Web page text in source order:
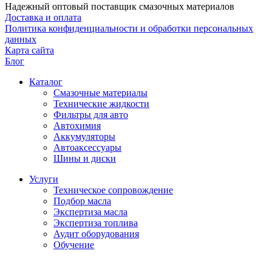
Надежный оптовый поставщик смазочных материалов
Доставка и оплата
Политика конфиденциальности и обработки персональных
данных
Карта сайта
Блог
Каталог
Смазочные материалы
Технические жидкости
Фильтры для авто
Автохимия
Аккумуляторы
Автоаксессуары
Шины и диски
Услуги
Техническое сопровождение
Подбор масла
Экспертиза масла
Экспертиза топлива
Аудит оборудования
Обучение